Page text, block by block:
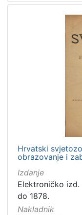
Hrvatski
obrazovanje i
Izdanje
Elektroničko
do 1878.
Nakladnik